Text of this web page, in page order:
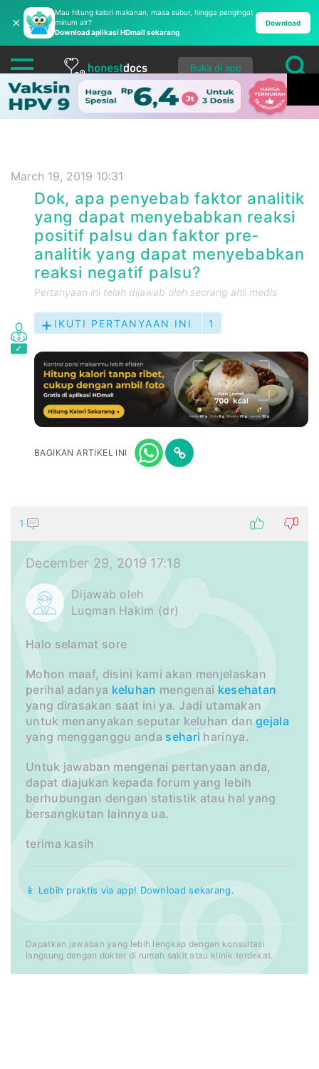
✕
Mau hitung kalori makanan, masa subur, hingga pengingat
minum air?
Download aplikasi HDmall sekarang
Download
Buka di app
March 19, 2019 10:31
Dok, apa penyebab faktor analitik
yang dapat menyebabkan reaksi
positif palsu dan faktor pre-
analitik yang dapat menyebabkan
reaksi negatif palsu?
Pertanyaan ini telah dijawab oleh seorang ahli medis
IKUTI PERTANYAAN INI 1
BAGIKAN ARTIKEL INI
1
December 29, 2019 17:18
Dijawab oleh
Luqman Hakim (dr)
Halo selamat sore
Mohon maaf, disini kami akan menjelaskan
perihal adanya keluhan mengenai kesehatan
yang dirasakan saat ini ya. Jadi utamakan
untuk menanyakan seputar keluhan dangejala
yang mengganggu anda sehari harinya.
Untuk jawaban mengenai pertanyaan anda,
dapat diajukan kepada forum yang lebih
berhubungan dengan statistik atau hal yang
bersangkutan lainnya ua.
terima kasih
📱 Lebih praktis via app! Download sekarang.
Dapatkan jawaban yang lebih lengkap dengan konsultasi
langsung dengan dokter di rumah sakit atau klinik terdekat.